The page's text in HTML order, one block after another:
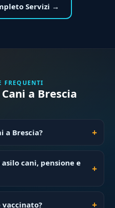
Servizi →
FREQUENTI
a Brescia
a Brescia?
cani, pensione e
vaccinato?